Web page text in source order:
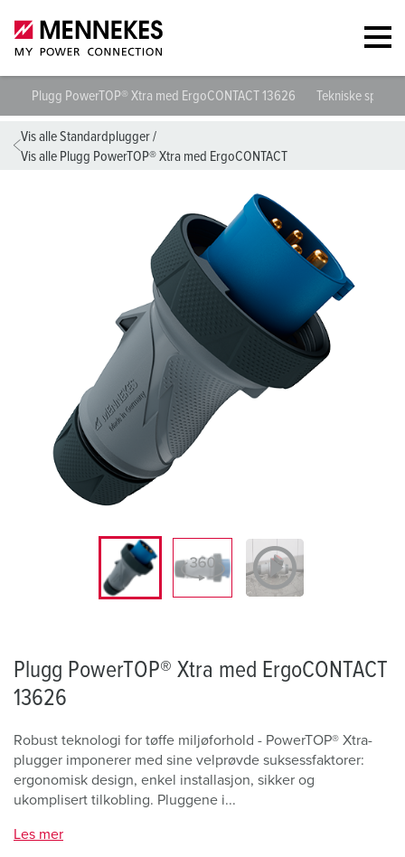
Plugg PowerTOP® Xtra med ErgoCONTACT 13626 Tekniske
Vis alle Standardplugger/
Vis alle Plugg PowerTOP® Xtra med ErgoCONTACT
Plugg PowerTOP® Xtra med ErgoCONTACT
13626
Robust teknologi for tøffe miljøforhold - PowerTOP® Xtra-
plugger imponerer med sine velprøvde suksessfaktorer:
ergonomisk design, enkel installasjon, sikker og
ukomplisert tilkobling. Pluggene i...
Les mer